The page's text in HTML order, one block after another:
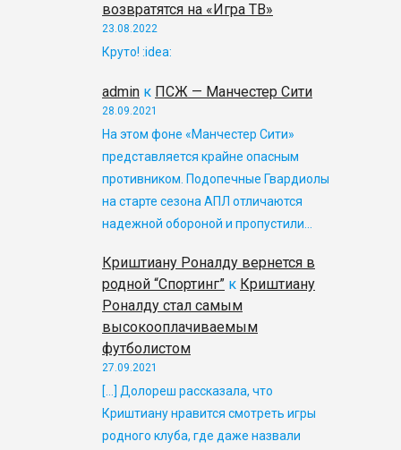
возвратятся на «Игра ТВ»
23.08.2022
Круто! :idea:
admin к ПСЖ — Манчестер Сити
28.09.2021
На этом фоне «Манчестер Сити»
представляется крайне опасным
противником. Подопечные Гвардиолы
на старте сезона АПЛ отличаются
надежной обороной и пропустили…
Криштиану Роналду вернется в
родной “Спортинг” к Криштиану
Роналду стал самым
высокооплачиваемым
футболистом
27.09.2021
[…] Долореш рассказала, что
Криштиану нравится смотреть игры
родного клуба, где даже назвали